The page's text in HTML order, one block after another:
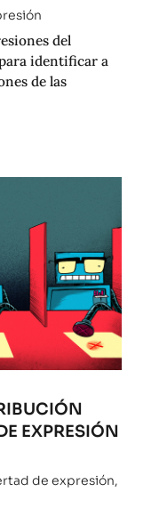
del
identificar a
de las
EXPRESIÓN
de expresión,